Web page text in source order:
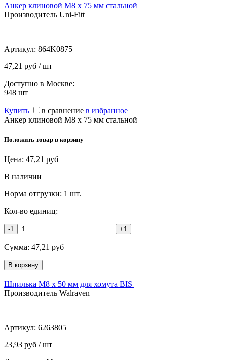
Анкер клиновой М8 x 75 мм стальной
Производитель Uni-Fitt
Артикул: 864K0875
47,21 руб / шт
Доступно в Москве:
948 шт
Купить в сравнение в избранное
Анкер клиновой М8 x 75 мм стальной
Положить товар в корзину
Цена: 47,21 руб
В наличии
Норма отгрузки: 1 шт.
Кол-во единиц:
-1 +1
Сумма: 47,21 руб
Шпилька М8 х 50 мм для хомута BIS
Производитель Walraven
Артикул: 6263805
23,93 руб / шт